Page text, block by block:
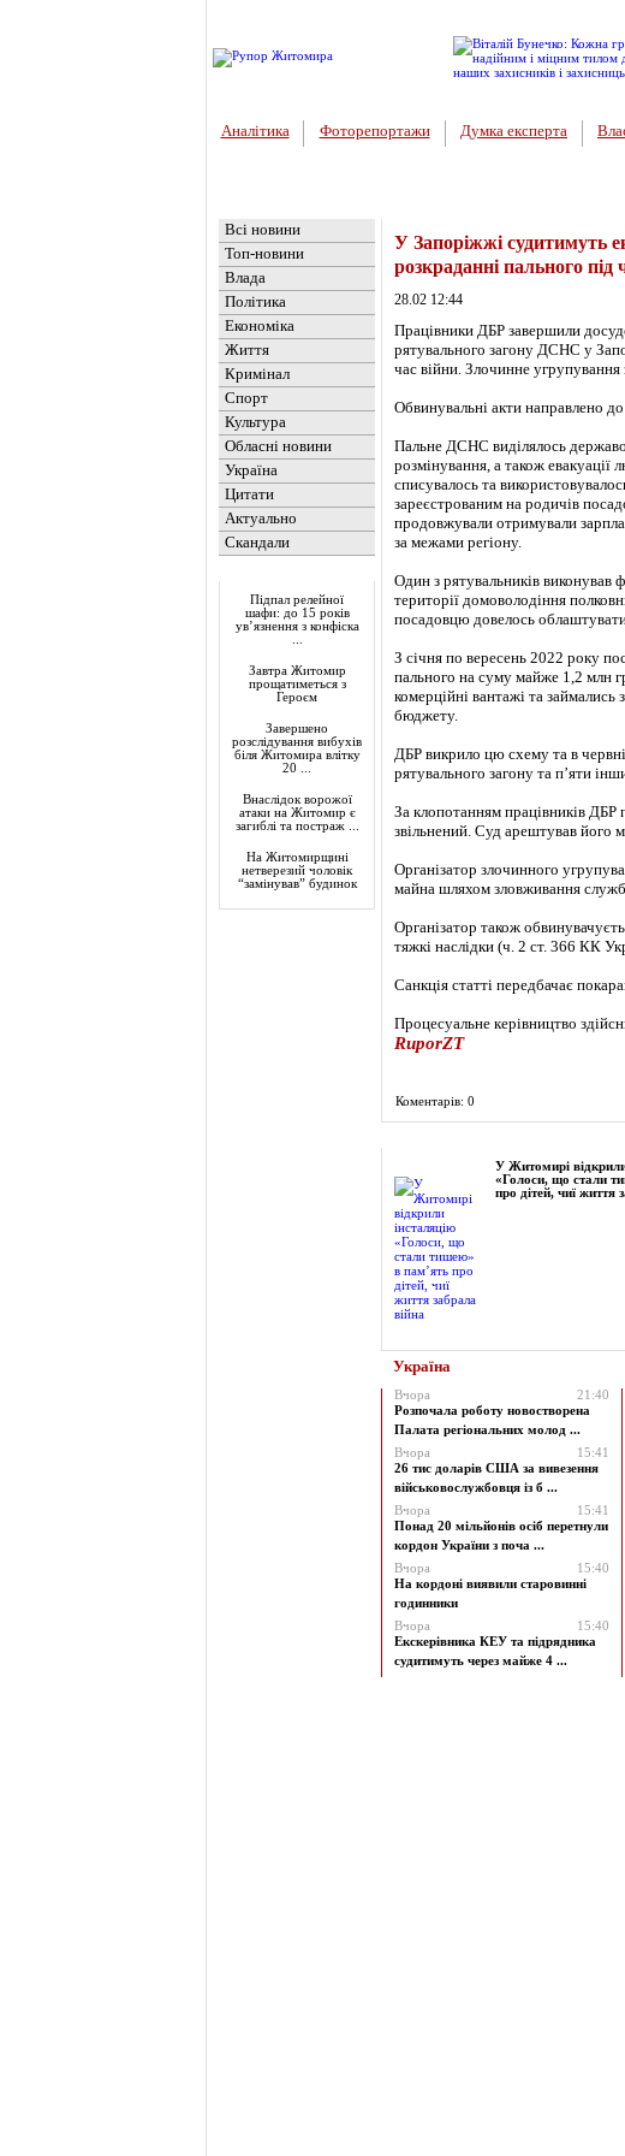
Аналітика Фоторепортажи Думка експерта
Всі новини
Топ-новини
Влада
Політика
Економіка
Життя
Кримінал
Спорт
Культура
Обласні новини
Україна
Цитати
Актуально
Скандали
Підпал релейної
шафи: до 15 років
ув’язнення з конфіска
Завтра Житомир
прощатиметься з
Героєм
Завершено
розслідування вибухів
біля Житомира влітку
20 ...
Внаслідок ворожої
атаки на Житомир є
загиблі та постраж ...
На Житомирщині
нетверезий чоловік
“замінував” будинок
У Запоріжжі судитимуть
розкраданні пального під
28.02 12:44
Працівники ДБР завершили
рятувального загону ДСНС у
час війни. Злочинне
Обвинувальні акти направлено
Пальне ДСНС виділялось
розмінування, а також
списувалось та
зареєстрованим на родичів
продовжували отримували
за межами регіону.
Один з рятувальників виконував
території домоволодіння
посадовцю довелось
З січня по вересень 2022 року
пального на суму майже 1,2 млн
комерційні вантажі та
бюджету.
ДБР викрило цю схему та в
рятувального загону та п’яти
За клопотанням працівників
звільнений. Суд арештував його
Організатор злочинного
майна шляхом зловживання
Організатор також
тяжкі наслідки (ч. 2 ст. 366 КК
Санкція статті передбачає
Процесуальне керівництво
RuporZT
Коментарів: 0
У Житомирі
«Голоси, що стали
про дітей, чиї життя
Україна
Вчора
21:40
Розпочала роботу новостворена
Палата регіональних молод ...
Вчора
15:41
26 тис доларів США за вивезення
військовослужбовця із б ...
Вчора
15:41
Понад 20 мільйонів осіб перетнули
кордон України з поча ...
Вчора
15:40
На кордоні виявили старовинні
годинники
Вчора
15:40
Екскерівника КЕУ та підрядника
судитимуть через майже 4 ...